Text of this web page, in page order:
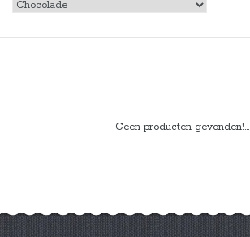
Geen producten gevonden!...